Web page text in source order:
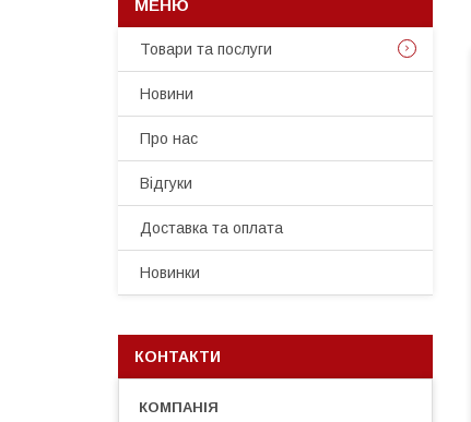
Товари та послуги
Новини
Про нас
Відгуки
Доставка та оплата
Новинки
КОНТАКТИ